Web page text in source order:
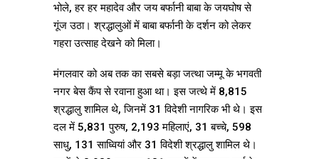
भोले, हर हर महादेव और जय बर्फानी बाबा के जयघोष से
गूंज उठा। श्रद्धालुओं में बाबा बर्फानी के दर्शन को लेकर
गहरा उत्साह देखने को मिला।
मंगलवार को अब तक का सबसे बड़ा जत्था जम्मू के भगवती
नगर बेस कैंप से रवाना हुआ था। इस जत्थे में 8,815
श्रद्धालु शामिल थे, जिनमें 31 विदेशी नागरिक भी थे। इस
दल में 5,831 पुरुष, 2,193 महिलाएं, 31 बच्चे, 598
साधु, 131 साध्वियां और 31 विदेशी श्रद्धालु शामिल थे।